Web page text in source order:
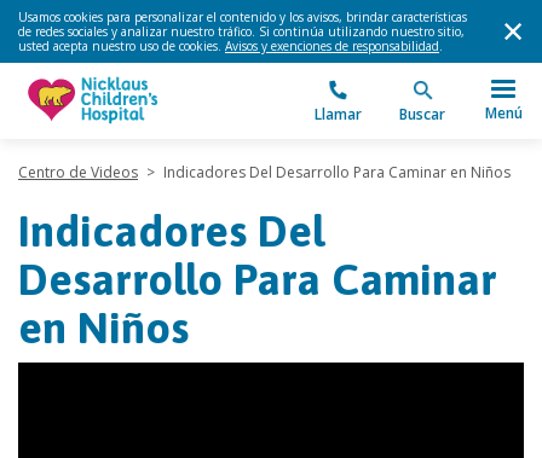
Usamos cookies para personalizar el contenido y los avisos, brindar características
de redes sociales y analizar nuestro tráfico. Si continúa utilizando nuestro sitio,
usted acepta nuestro uso de cookies. Avisos y exenciones de responsabilidad.
Llamar Buscar Menú
Centro de Videos > Indicadores Del Desarrollo Para Caminar en Niños
Indicadores Del
Desarrollo Para Caminar
en Niños